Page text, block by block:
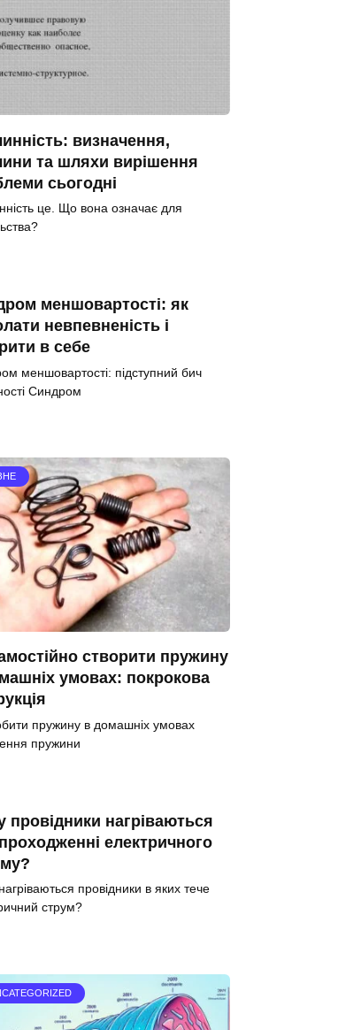
визначення,
та шляхи вирішення
сьогодні
це. Що вона означає для
меншовартості: як
невпевненість і
в себе
меншовартості: підступний бич
Синдром
створити пружину
умовах: покрокова
пружину в домашніх умовах
пружини
провідники нагріваються
електричного
провідники в яких тече
струм?